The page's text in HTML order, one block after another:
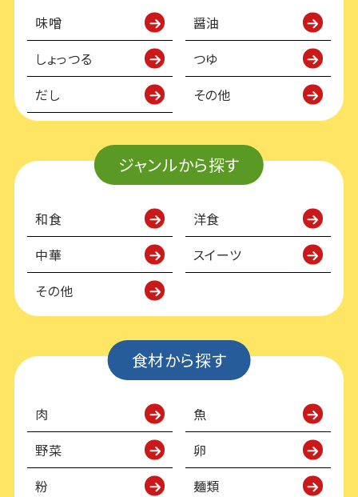
味噌
醤油
しょっつる
つゆ
だし
その他
ジャンルから探す
和食
洋食
中華
スイーツ
その他
食材から探す
肉
魚
野菜
卵
粉
麺類